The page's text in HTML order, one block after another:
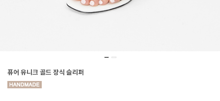
퓨어 유니크 골드 장식 슬리퍼